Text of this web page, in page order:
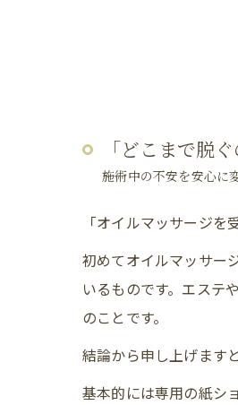
「どこまで脱
――施術中の不安を安心
「オイルマッサージ
初めてオイルマッサー
いるものです。エステ
のことです。
結論から申し上げます
基本的には専用の紙シ